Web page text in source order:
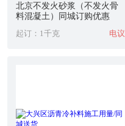
北京不发火砂浆（不发火骨
料混凝土）同城订购优惠
起订：1千克 电议